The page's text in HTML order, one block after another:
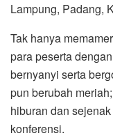
Lampung, Padang,
Tak hanya
para peserta
bernyanyi serta
pun berubah
hiburan dan
konferensi.